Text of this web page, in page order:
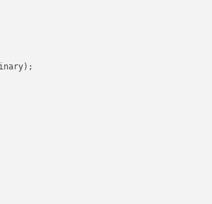
;